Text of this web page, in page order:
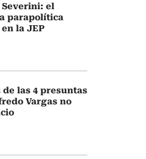
Severini: el
parapolítica
la JEP
de las 4 presuntas
Vargas no